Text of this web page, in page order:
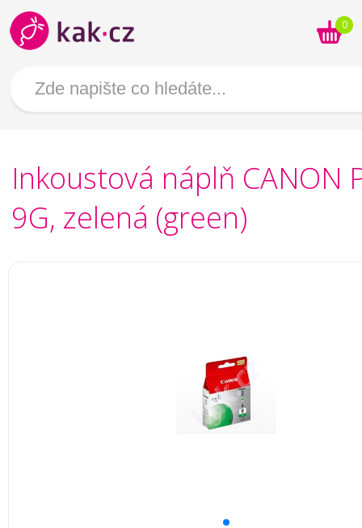
0
Inkoustová náplň CANON
9G, zelená (green)